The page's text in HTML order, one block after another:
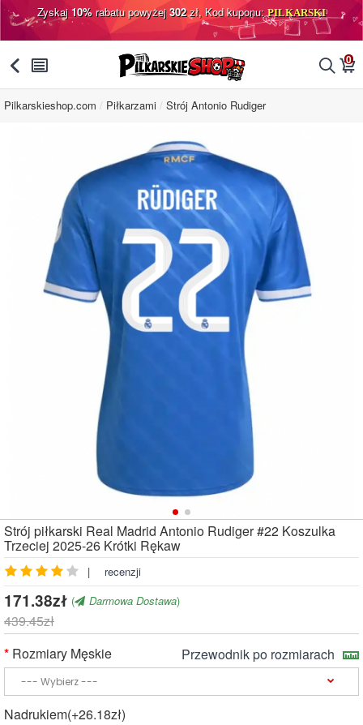
Zyskaj10%rabatu powyżej302zł, Kod kuponu:PILKARSKI
󰅯 󰂩 󰂨 0
󰃦
Pilkarskieshop.com Piłkarzami Strój Antonio Rudiger
Strój piłkarski Real Madrid Antonio Rudiger #22 Koszulka
Trzeciej 2025-26 Krótki Rękaw
| recenzji
171.38zł ( Darmowa Dostawa)
439.45zł
Rozmiary Męskie
Przewodnik po rozmiarach
Nadrukiem(+26.18zł)